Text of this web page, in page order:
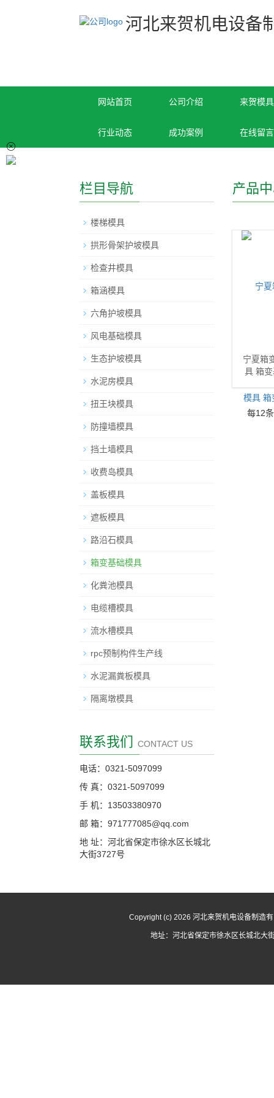
河北来贺机电设备
网站首页 公司介绍 来贺模
行业动态 成功案例 在线留言
产品
宁夏箱
具 箱
每12
栏目导航
楼梯模具
拱形骨架护坡模具
检查井模具
箱涵模具
六角护坡模具
风电基础模具
生态护坡模具
水泥房模具
扭王块模具
防撞墙模具
挡土墙模具
收费岛模具
盖板模具
遮板模具
路沿石模具
箱变基础模具
化粪池模具
电缆槽模具
流水槽模具
rpc预制构件生产线
水泥漏粪板模具
隔离墩模具
联系我们 CONTACT US
电话：0321-5097099
传 真：0321-5097099
手 机：13503380970
邮 箱：971777085@qq.com
地 址：河北省保定市徐水区长城北
大街3727号
Copyright (c) 2026 河北来贺机电设备制造
地址：河北省保定市徐水区长城北